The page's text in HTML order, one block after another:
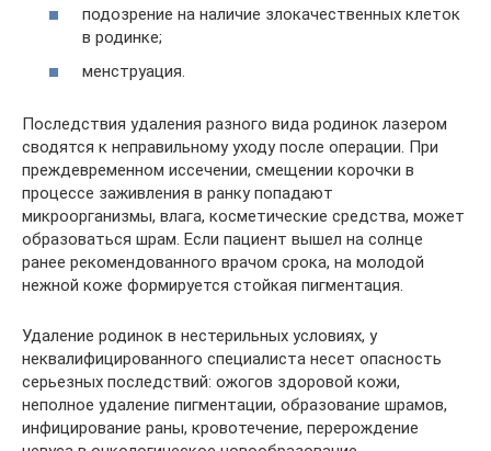
подозрение на наличие злокачественных клеток
в родинке;
менструация.
Последствия удаления разного вида родинок лазером
сводятся к неправильному уходу после операции. При
преждевременном иссечении, смещении корочки в
процессе заживления в ранку попадают
микроорганизмы, влага, косметические средства, может
образоваться шрам. Если пациент вышел на солнце
ранее рекомендованного врачом срока, на молодой
нежной коже формируется стойкая пигментация.
Удаление родинок в нестерильных условиях, у
неквалифицированного специалиста несет опасность
серьезных последствий: ожогов здоровой кожи,
неполное удаление пигментации, образование шрамов,
инфицирование раны, кровотечение, перерождение